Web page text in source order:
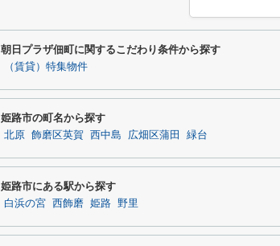
朝日プラザ佃町に関するこだわり条件から探す
（賃貸）特集物件
姫路市の町名から探す
北原 飾磨区英賀 西中島 広畑区蒲田 緑台
姫路市にある駅から探す
白浜の宮 西飾磨 姫路 野里